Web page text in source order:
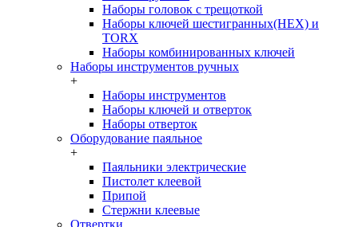
Наборы головок c трещоткой
Наборы ключей шестигранных(HEX) и
TORX
Наборы комбинированных ключей
Наборы инструментов ручных
+
Наборы инструментов
Наборы ключей и отверток
Наборы отверток
Оборудование паяльное
+
Паяльники электрические
Пистолет клеевой
Припой
Стержни клеевые
Отвертки